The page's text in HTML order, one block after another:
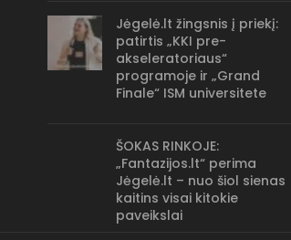
Jėgelė.lt žingsnis į priekį:
patirtis „KKI pre-
akseleratoriaus“
programoje ir „Grand
Finale“ ISM universitete
ŠOKAS RINKOJE:
„Fantazijos.lt“ perima
Jėgelė.lt – nuo šiol sienas
kaitins visai kitokie
paveikslai